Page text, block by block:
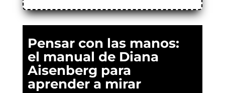
Pensar con las manos:
el manual de Diana
Aisenberg para
aprender a mirar